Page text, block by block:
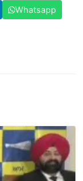
Whatsapp